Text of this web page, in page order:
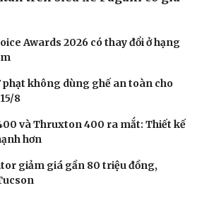
tư hạ tầng AI tại Ấn Độ
hoạt động cơ sở điện toán AI lớn
567 triệu USD vì gây hại cho trẻ
“cởi trói”, OpenAI thêm loạt